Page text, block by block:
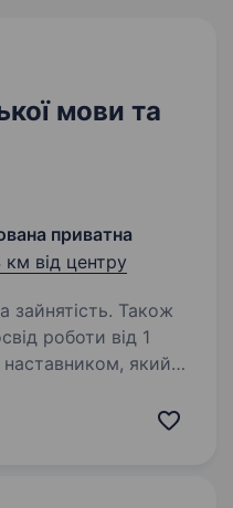
мови та
приватна
км від центру
зайнятість. Також
роботи від 1